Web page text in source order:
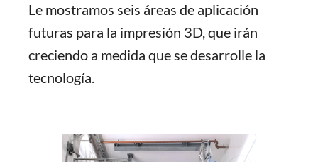
Le mostramos seis áreas de aplicación
futuras para la impresión 3D, que irán
creciendo a medida que se desarrolle la
tecnología.